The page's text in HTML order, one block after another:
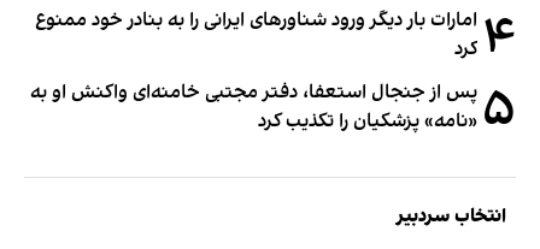
۴ امارات بار دیگر ورود شناورهای ایرانی را به بنادر خود ممنوع
کرد
۵ پس از جنجال استعفا، دفتر مجتبی خامنه‌ای واکنش او به
«نامه» پزشکیان را تکذیب کرد
انتخاب سردبیر